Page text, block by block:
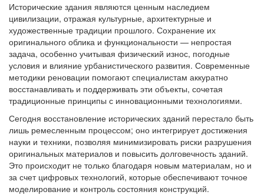
Исторические здания являются ценным наследием
цивилизации, отражая культурные, архитектурные и
художественные традиции прошлого. Сохранение их
оригинального облика и функциональности — непростая
задача, особенно учитывая физический износ, погодные
условия и влияние урбанистического развития. Современные
методики реновации помогают специалистам аккуратно
восстанавливать и поддерживать эти объекты, сочетая
традиционные принципы с инновационными технологиями.
Сегодня восстановление исторических зданий перестало быть
лишь ремесленным процессом; оно интегрирует достижения
науки и техники, позволяя минимизировать риски разрушения
оригинальных материалов и повысить долговечность зданий.
Это происходит не только благодаря новым материалам, но и
за счет цифровых технологий, которые обеспечивают точное
моделирование и контроль состояния конструкций.